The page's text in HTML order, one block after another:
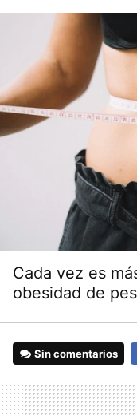
Cada vez es
obesidad de
Sin comentarios